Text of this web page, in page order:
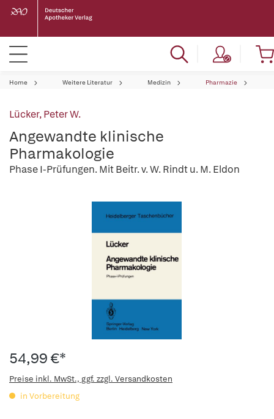
Home Weitere Literatur Medizin Pharmazie
Lücker, Peter W.
Angewandte klinische
Pharmakologie
Phase I-Prüfungen. Mit Beitr. v. W. Rindt u. M. Eldon
54,99 €*
Preise inkl. MwSt., ggf. zzgl. Versandkosten
in Vorbereitung